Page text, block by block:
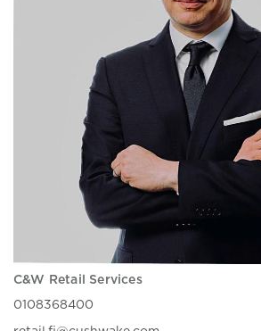
C&W Retail Services
0108368400